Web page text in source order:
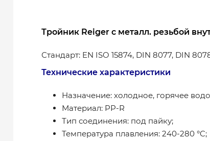
Тройник Reiger с металл. резьбой
Стандарт: EN ISO 15874, DIN 8077, DIN
Технические характеристики
Назначение: холодное, горячее
Материал: PP-R
Тип соединения: под пайку;
Температура плавления: 240-280 °C;